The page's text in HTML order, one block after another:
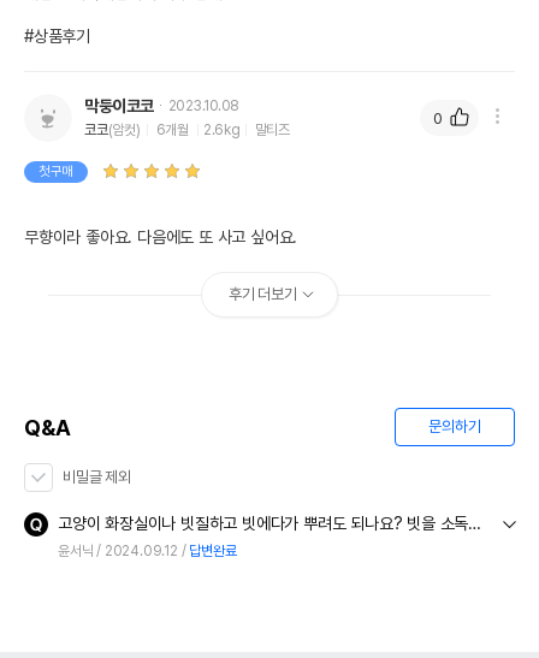
#상품후기
막둥이코코
2023.10.08
코코(암컷) 6개월 2.6kg 말티즈
첫구매
무향이라 좋아요. 다음에도 또 사고 싶어요.
0
후기 더보기
Q&A 문의하기
비밀글 제외
고양이 화장실이나 빗질하고 빗에다가 뿌려도 되나요? 빗을 소독하면 좋다고 해서 소독제를 알아보고있는데 ㅜㅜ
윤서닉 2024.09.12 답변완료